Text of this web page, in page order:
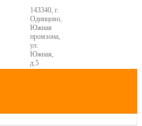
143340, г.
Одинцово,
Южная
промзона,
ул.
Южная,
д.5